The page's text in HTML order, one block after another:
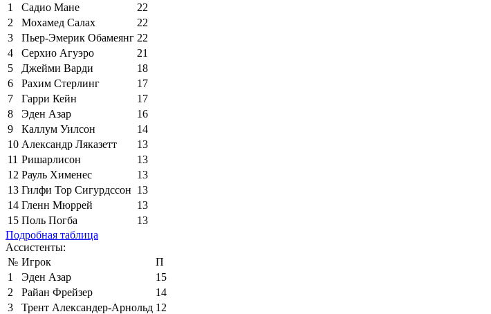
1
Садио Мане
22
2
Мохамед Салах
22
3
Пьер-Эмерик Обамеянг 22
4
Серхио Агуэро
21
5
Джейми Варди
18
6
Рахим Стерлинг
17
7
Гарри Кейн
17
8
Эден Азар
16
9
Каллум Уилсон
14
10 Александр Ляказетт
13
11 Ришарлисон
13
12 Рауль Хименес
13
13 Гилфи Тор Сигурдссон 13
14 Гленн Мюррей
13
15 Поль Погба
13
Подробная таблица
Ассистенты:
№ Игрок
П
1
Эден Азар
15
2
Райан Фрейзер
14
3
Трент Александер-Арнольд 12